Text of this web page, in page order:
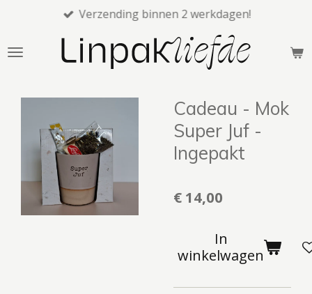
naar
Verzending binnen 2 werkdagen!
Cadeau - Mok
Super Juf -
Ingepakt
€ 14,00
In
winkelwagen